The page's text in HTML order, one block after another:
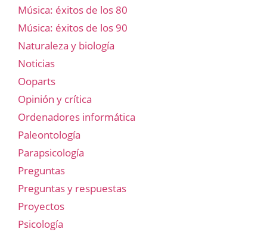
Música: éxitos de los 80
Música: éxitos de los 90
Naturaleza y biología
Noticias
Ooparts
Opinión y crítica
Ordenadores informática
Paleontología
Parapsicología
Preguntas
Preguntas y respuestas
Proyectos
Psicología